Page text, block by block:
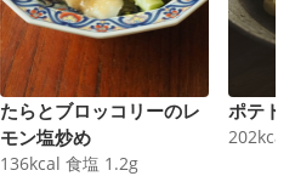
たらとブロッコリーのレ
モン塩炒め
136kcal 食塩 1.2g
ポテト
202kcal